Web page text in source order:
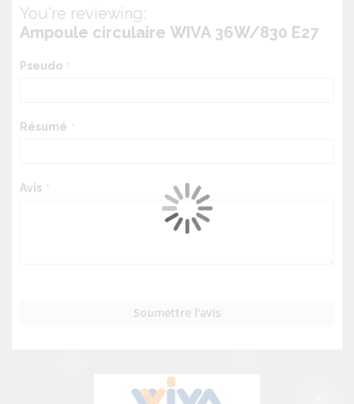
You're reviewing:
Ampoule circulaire WIVA 36W/830 E27
Pseudo
Résumé
Avis
Soumettre l'avis